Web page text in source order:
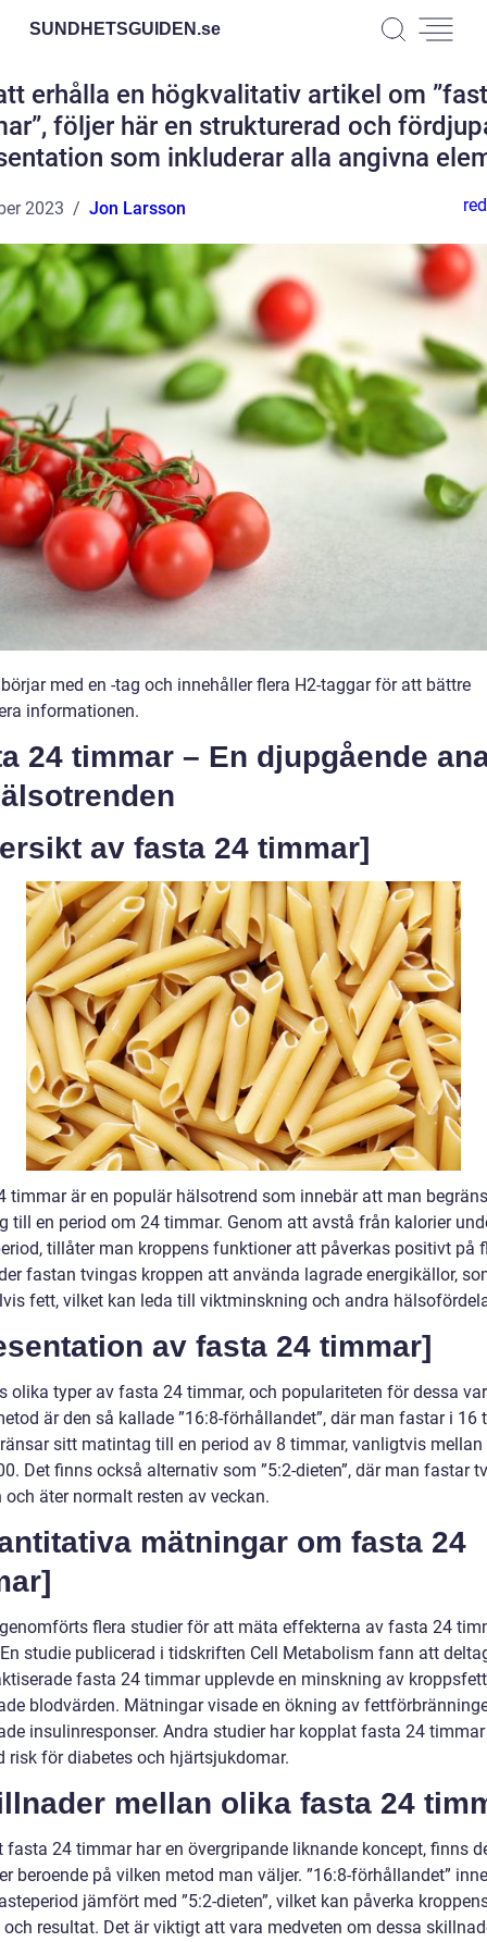
SUNDHETSGUIDEN.se
erhålla en högkvalitativ artikel om
följer här en strukturerad och
som inkluderar alla angivna
2023 Jon Larsson
med en -tag och innehåller flera H2-taggar för att bättre
informationen.
24 timmar – En djupgående
av fasta 24 timmar]
timmar är en populär hälsotrend som innebär att man
till en period om 24 timmar. Genom att avstå från kalorier
tillåter man kroppens funktioner att påverkas positivt på
fastan tvingas kroppen att använda lagrade energikällor,
fett, vilket kan leda till viktminskning och andra
av fasta 24 timmar]
olika typer av fasta 24 timmar, och populariteten för dessa
är den så kallade ”16:8-förhållandet”, där man fastar i 16
sitt matintag till en period av 8 timmar, vanligtvis mellan
Det finns också alternativ som ”5:2-dieten”, där man fastar
och äter normalt resten av veckan.
mätningar om fasta 24
flera studier för att mäta effekterna av fasta 24
studie publicerad i tidskriften Cell Metabolism fann att
fasta 24 timmar upplevde en minskning av
blodvärden. Mätningar visade en ökning av
insulinresponser. Andra studier har kopplat fasta 24
risk för diabetes och hjärtsjukdomar.
mellan olika fasta 24
fasta 24 timmar har en övergripande liknande koncept, finns
beroende på vilken metod man väljer. ”16:8-förhållandet”
jämfört med ”5:2-dieten”, vilket kan påverka
och resultat. Det är viktigt att vara medveten om dessa